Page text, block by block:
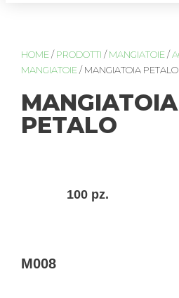
HOME / PRODOTTI / MANGIATOIE /
MANGIATOIE / MANGIATOIA PETALO
MANGIATOIA
PETALO
100 pz.
M008